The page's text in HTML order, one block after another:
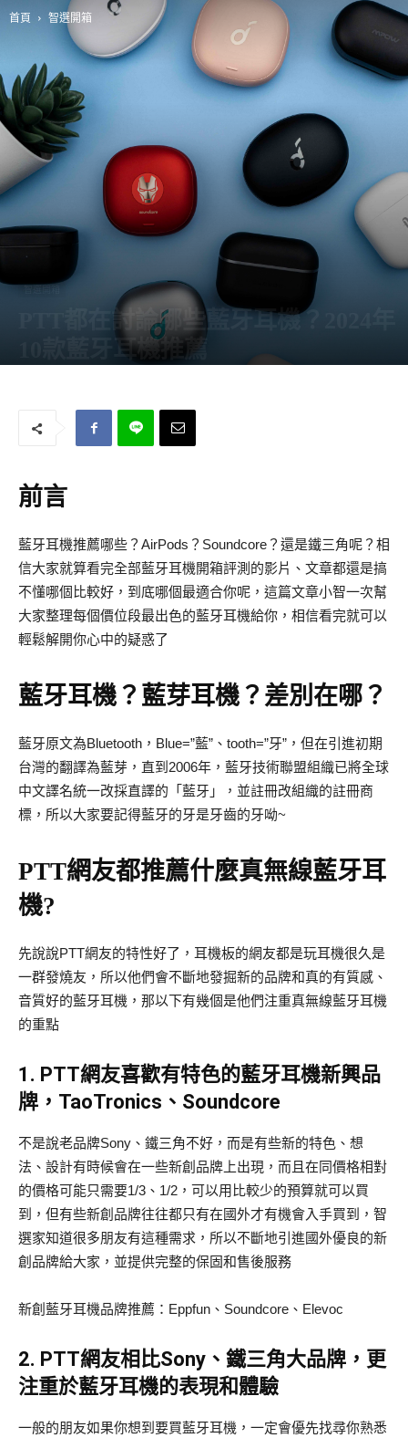
首頁 智選開箱
智選開箱
PTT都在討論哪些藍牙耳機？2024年
10款藍牙耳機推薦
前言
藍牙耳機推薦哪些？AirPods？Soundcore？還是鐵三角呢？相
信大家就算看完全部藍牙耳機開箱評測的影片、文章都還是搞
不懂哪個比較好，到底哪個最適合你呢，這篇文章小智一次幫
大家整理每個價位段最出色的藍牙耳機給你，相信看完就可以
輕鬆解開你心中的疑惑了
藍牙耳機？藍芽耳機？差別在哪？
藍牙原文為Bluetooth，Blue=”藍”、tooth=”牙”，但在引進初期
台灣的翻譯為藍芽，直到2006年，藍牙技術聯盟組織已將全球
中文譯名統一改採直譯的「藍牙」，並註冊改組織的註冊商
標，所以大家要記得藍牙的牙是牙齒的牙呦~
PTT網友都推薦什麼真無線藍牙耳
機?
先說說PTT網友的特性好了，耳機板的網友都是玩耳機很久是
一群發燒友，所以他們會不斷地發掘新的品牌和真的有質感、
音質好的藍牙耳機，那以下有幾個是他們注重真無線藍牙耳機
的重點
1. PTT網友喜歡有特色的藍牙耳機新興品
牌，TaoTronics、Soundcore
不是說老品牌Sony、鐵三角不好，而是有些新的特色、想
法、設計有時候會在一些新創品牌上出現，而且在同價格相對
的價格可能只需要1/3、1/2，可以用比較少的預算就可以買
到，但有些新創品牌往往都只有在國外才有機會入手買到，智
選家知道很多朋友有這種需求，所以不斷地引進國外優良的新
創品牌給大家，並提供完整的保固和售後服務
新創藍牙耳機品牌推薦：Eppfun、Soundcore、Elevoc
2. PTT網友相比Sony、鐵三角大品牌，更
注重於藍牙耳機的表現和體驗
一般的朋友如果你想到要買藍牙耳機，一定會優先找尋你熟悉